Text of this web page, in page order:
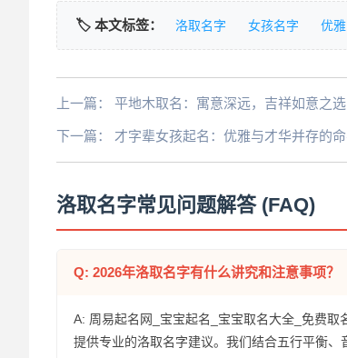
🏷️ 本文标签： 洛取名字 女孩名字 优雅
上一篇： 平地木取名：寓意深远，吉祥如意之选
下一篇： 才字辈女孩起名：优雅与才华并存的
洛取名字常见问题解答 (FAQ)
Q: 2026年洛取名字有什么讲究和注意事项？
A: 周易起名网_宝宝起名_宝宝取名大全_免费
提供专业的洛取名字建议。我们结合五行平衡、